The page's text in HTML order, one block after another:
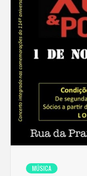
MÚSICA